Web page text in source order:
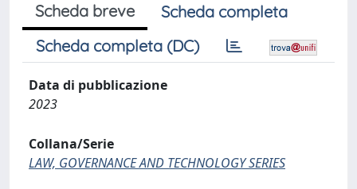
Scheda breve
Scheda completa
Scheda completa (DC)
Data di pubblicazione
2023
Collana/Serie
LAW, GOVERNANCE AND TECHNOLOGY SERIES